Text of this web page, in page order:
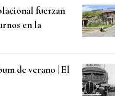
fuerzan
en la
de verano | El